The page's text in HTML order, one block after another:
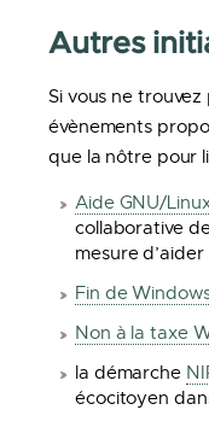
Autres
Si vous ne
évènements
que la nôtre pour
Aide GNU/
collaborative
mesure d’aider
Fin de
Non à la taxe
la démarche
écocitoyen